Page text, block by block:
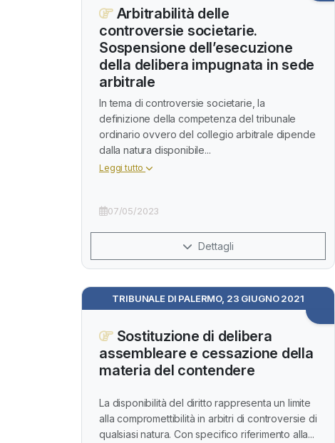
Arbitrabilità delle
controversie societarie.
Sospensione dell’esecuzione
della delibera impugnata in sede
arbitrale
In tema di controversie societarie, la
definizione della competenza del tribunale
ordinario ovvero del collegio arbitrale dipende
dalla natura disponibile...
Leggi tutto
07/05/2023
Dettagli
TRIBUNALE DI PALERMO, 23 GIUGNO 2021
Sostituzione di delibera
assembleare e cessazione della
materia del contendere
La disponibilità del diritto rappresenta un limite
alla compromettibilità in arbitri di controversie di
qualsiasi natura. Con specifico riferimento alla...